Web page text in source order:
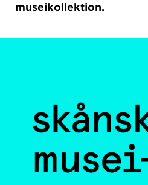
museikollektion.